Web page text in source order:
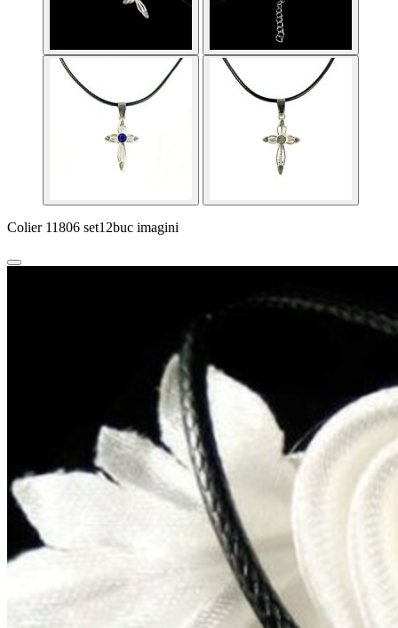
Colier 11806 set12buc imagini